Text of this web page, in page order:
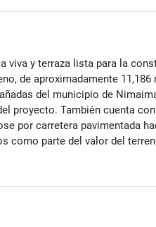
y terraza lista para la
de aproximadamente
del municipio de
proyecto. También cuenta
por carretera pavimentada
como parte del valor del